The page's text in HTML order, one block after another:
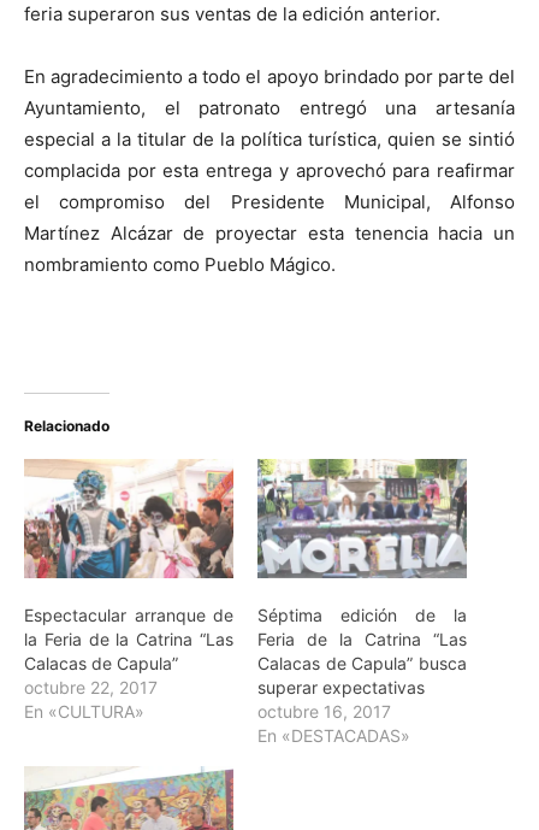
feria superaron sus ventas de la edición anterior.
En agradecimiento a todo el apoyo brindado por parte del
Ayuntamiento, el patronato entregó una artesanía
especial a la titular de la política turística, quien se sintió
complacida por esta entrega y aprovechó para reafirmar
el compromiso del Presidente Municipal, Alfonso
Martínez Alcázar de proyectar esta tenencia hacia un
nombramiento como Pueblo Mágico.
Relacionado
Espectacular arranque de
la Feria de la Catrina “Las
Calacas de Capula”
octubre 22, 2017
En «CULTURA»
Séptima edición de la
Feria de la Catrina “Las
Calacas de Capula” busca
superar expectativas
octubre 16, 2017
En «DESTACADAS»